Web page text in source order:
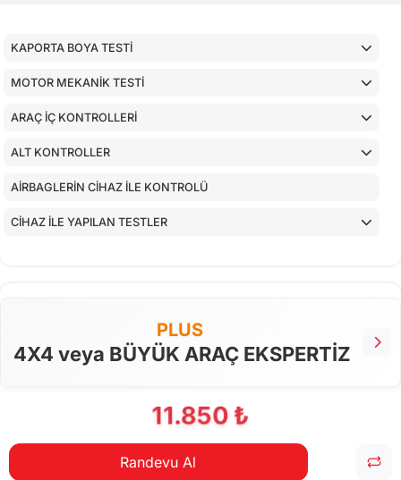
KAPORTA BOYA TESTİ
MOTOR MEKANİK TESTİ
ARAÇ İÇ KONTROLLERİ
ALT KONTROLLER
AİRBAGLERİN CİHAZ İLE KONTROLÜ
CİHAZ İLE YAPILAN TESTLER
PLUS
4X4 veya BÜYÜK ARAÇ EKSPERTİZ
11.850 ₺
Randevu Al